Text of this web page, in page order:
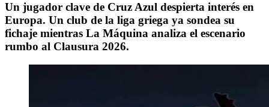
Un jugador clave de Cruz Azul despierta interés en
Europa. Un club de la liga griega ya sondea su
fichaje mientras La Máquina analiza el escenario
rumbo al Clausura 2026.